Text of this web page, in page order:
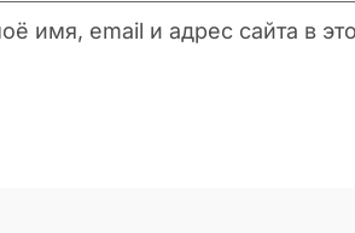
имя, email и адрес сайта в